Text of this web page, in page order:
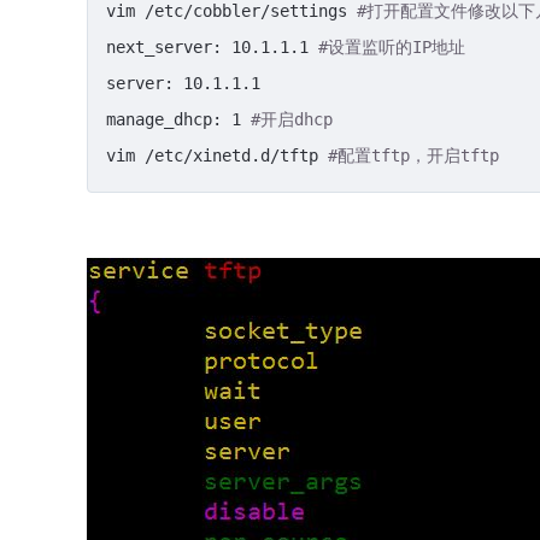
vim /etc/cobbler/settings #打开配置文件修改以下
next_server: 10.1.1.1 #设置监听的IP地址
server: 10.1.1.1
manage_dhcp: 1 #开启dhcp
vim /etc/xinetd.d/tftp #配置tftp，开启tftp